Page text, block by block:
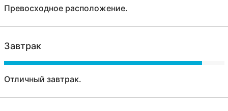
Превосходное расположение.
Завтрак
Отличный завтрак.